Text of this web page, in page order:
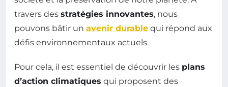
travers des stratégies innovantes, nous
pouvons bâtir un avenir durable qui répond aux
défis environnementaux actuels.
Pour cela, il est essentiel de découvrir les plans
d’action climatiques qui proposent des